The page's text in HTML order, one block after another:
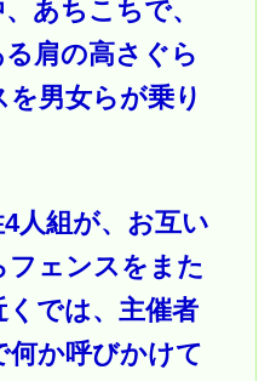
あちこちで、
肩の高さぐら
男女らが乗り
人組が、お互い
フェンスをまた
くでは、主催者
か呼びかけて